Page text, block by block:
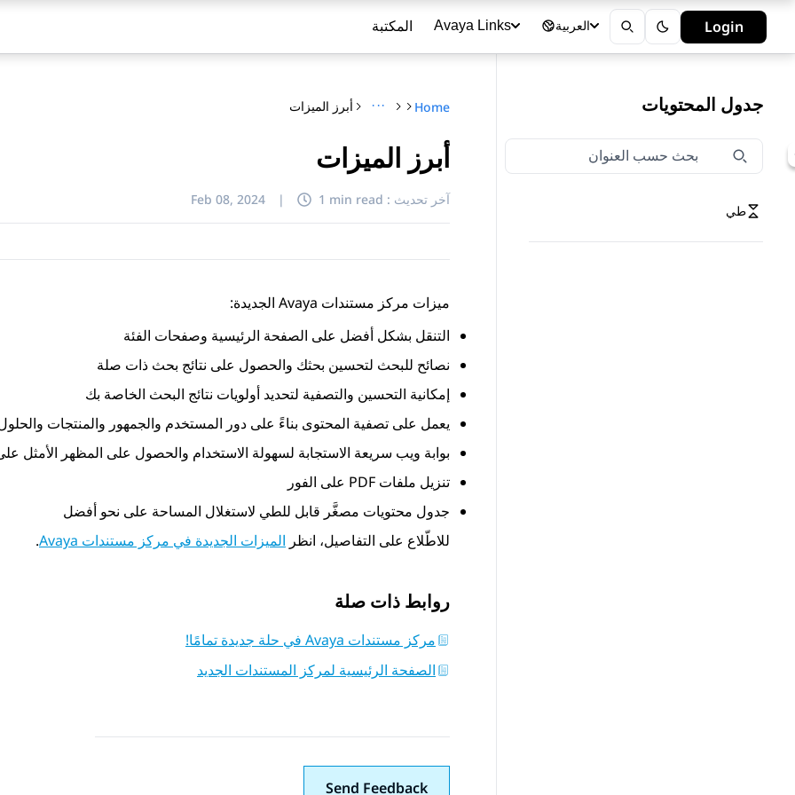
المكتبة Avaya Links العربية Login
جدول المحتويات
تصفية التنقل حسب العنوان
اكتب لتصفية عناصر التنقل حسب العنوان
طي
Home
··· أبرز الميزات
أبرز الميزات
آخر تحديث : Feb 08, 2024 | 1 min read
ميزات مركز مستندات Avaya
الجديدة:
التنقل بشكل أفضل على الصفحة الرئيسية وصفحات الفئة
نصائح للبحث لتحسين بحثك والحصول على نتائج بحث ذات صلة
إمكانية التحسين والتصفية لتحديد أولويات نتائج البحث الخاصة بك
يعمل على تصفية المحتوى بناءً على دور المستخدم والجمهور والمنتجات والحلول
بوابة ويب سريعة الاستجابة لسهولة الاستخدام والحصول على المظهر الأمثل
تنزيل ملفات PDF على الفور
جدول محتويات مصغَّر قابل للطي لاستغلال المساحة على نحو أفضل
للاطّلاع على التفاصيل، انظر الميزات الجديدة في مركز مستندات Avaya .
روابط ذات صلة
مركز مستندات Avaya في حلة جديدة تمامًا!
الصفحة الرئيسية لمركز المستندات الجديد
Send Feedback